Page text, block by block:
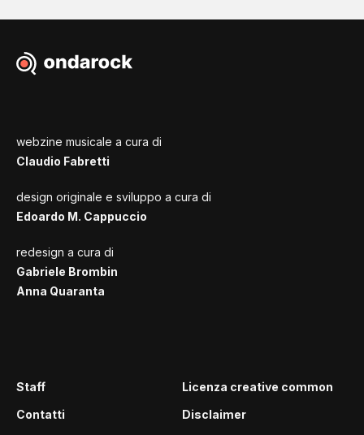
webzine musicale a cura di
Claudio Fabretti
design originale e sviluppo a cura di
Edoardo M. Cappuccio
redesign a cura di
Gabriele Brombin
Anna Quaranta
Staff
Contatti
Licenza creative common
Disclaimer